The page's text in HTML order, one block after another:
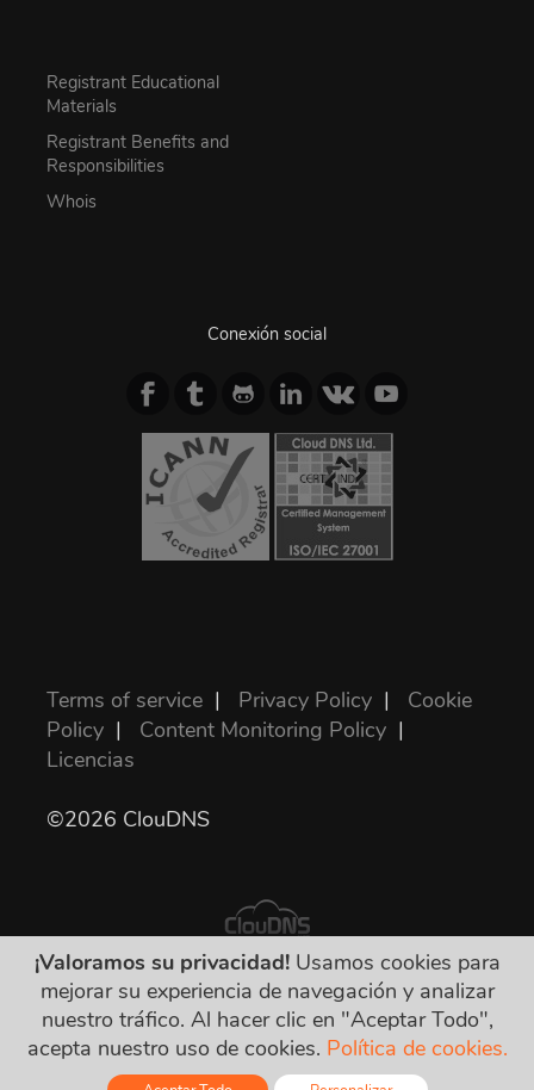
Registrant Educational
Materials
Registrant Benefits and
Responsibilities
Whois
Conexión social
Terms of service | Privacy Policy | Cookie
Policy | Content Monitoring Policy |
Licencias
©2026 ClouDNS
Todos los precios son finales e incluyen todos
los impuestos requeridos. ¡No hay otros
cargos ocultos!
¡Valoramos su privacidad!Usamos cookies para
mejorar su experiencia de navegación y analizar
nuestro tráfico. Al hacer clic en "Aceptar Todo",
acepta nuestro uso de cookies. Política de cookies.